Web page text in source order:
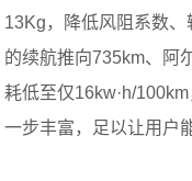
13Kg，降低风阻系数
的续航推向735km、阿
耗低至仅16kw·h/
一步丰富，足以让用户